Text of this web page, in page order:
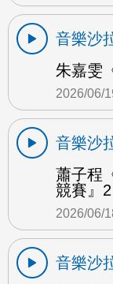
音樂沙
朱嘉雯
2026/06/
音樂沙
蕭子程
競賽』
2026/06/
音樂沙